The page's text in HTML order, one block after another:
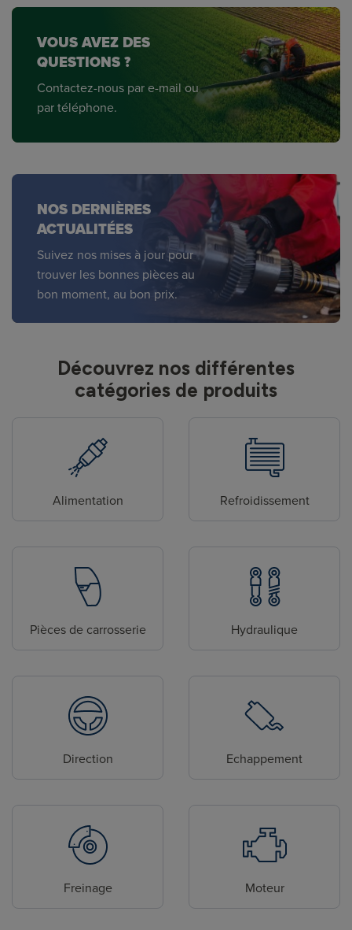
VOUS AVEZ DES
QUESTIONS ?
Contactez-nous par e-mail ou
par téléphone.
NOS DERNIÈRES
ACTUALITÉES
Suivez nos mises à jour pour
trouver les bonnes pièces au
bon moment, au bon prix.
Découvrez nos différentes
catégories de produits
Alimentation Refroidissement
Pièces de carrosserie Hydraulique
Direction Echappement
Freinage Moteur